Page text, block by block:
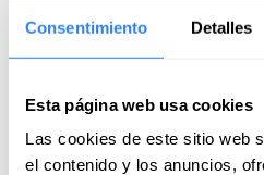
Consentimiento Detalles
Esta página web usa cookies
Las cookies de este sitio web
el contenido y los anuncios,
Eine segelkurs mit einem
Schiffsführer!
Lukas
Juni